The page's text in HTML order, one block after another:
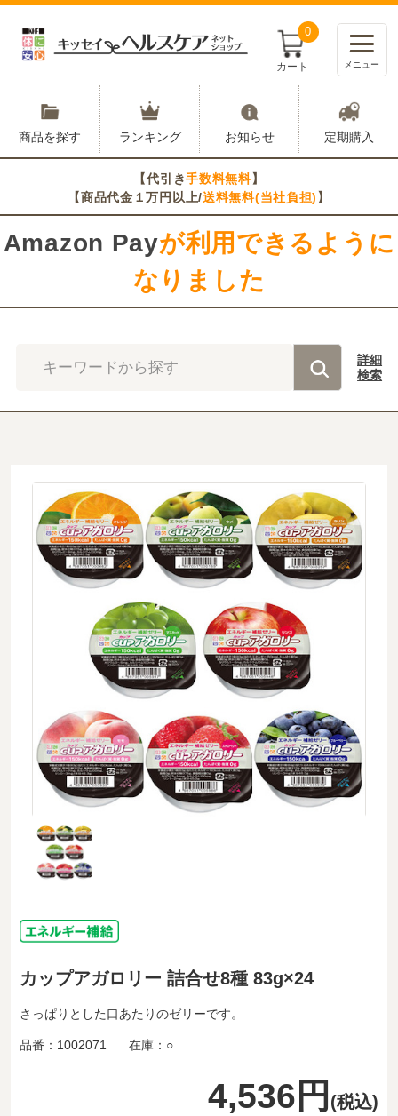
0
カート メニュー
商品を探す ランキング お知らせ 定期購入
【代引き手数料無料】
【商品代金１万円以上/送料無料(当社負担) 】
Amazon Payが利用できるように
なりました
キーワードから探す
詳細
検索
カップアガロリー 詰合せ8種 83g×24
4,536円 (税込)
品番： 1002071 在庫： ○
さっぱりとした口あたりのゼリーです。